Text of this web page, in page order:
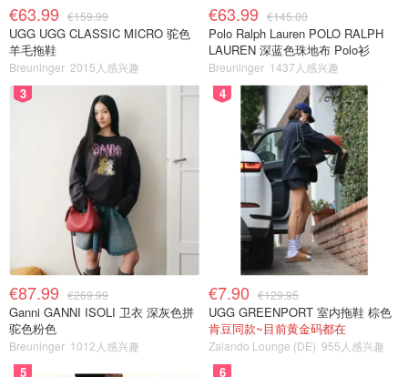
€63.99 €159.99
UGG UGG CLASSIC MICRO 驼色
羊毛拖鞋
Breuninger 2015人感兴趣
€63.99 €145.00
Polo Ralph Lauren POLO RALPH
LAUREN 深蓝色珠地布 Polo衫
Breuninger 1437人感兴趣
3
€87.99 €269.99
Ganni GANNI ISOLI 卫衣 深灰色拼
驼色粉色
Breuninger 1012人感兴趣
4
€7.90 €129.95
UGG GREENPORT 室内拖鞋 棕色
肯豆同款~目前黄金码都在
Zalando Lounge (DE) 955人感兴趣
5 6